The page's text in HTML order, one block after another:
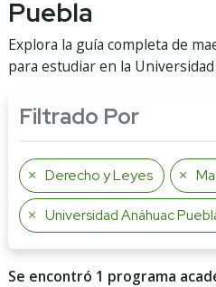
Puebla
Explora la guía completa de
para estudiar en la Universidad
Filtrado Por
Derecho y Leyes
Universidad Anáhuac
Se encontró 1 programa